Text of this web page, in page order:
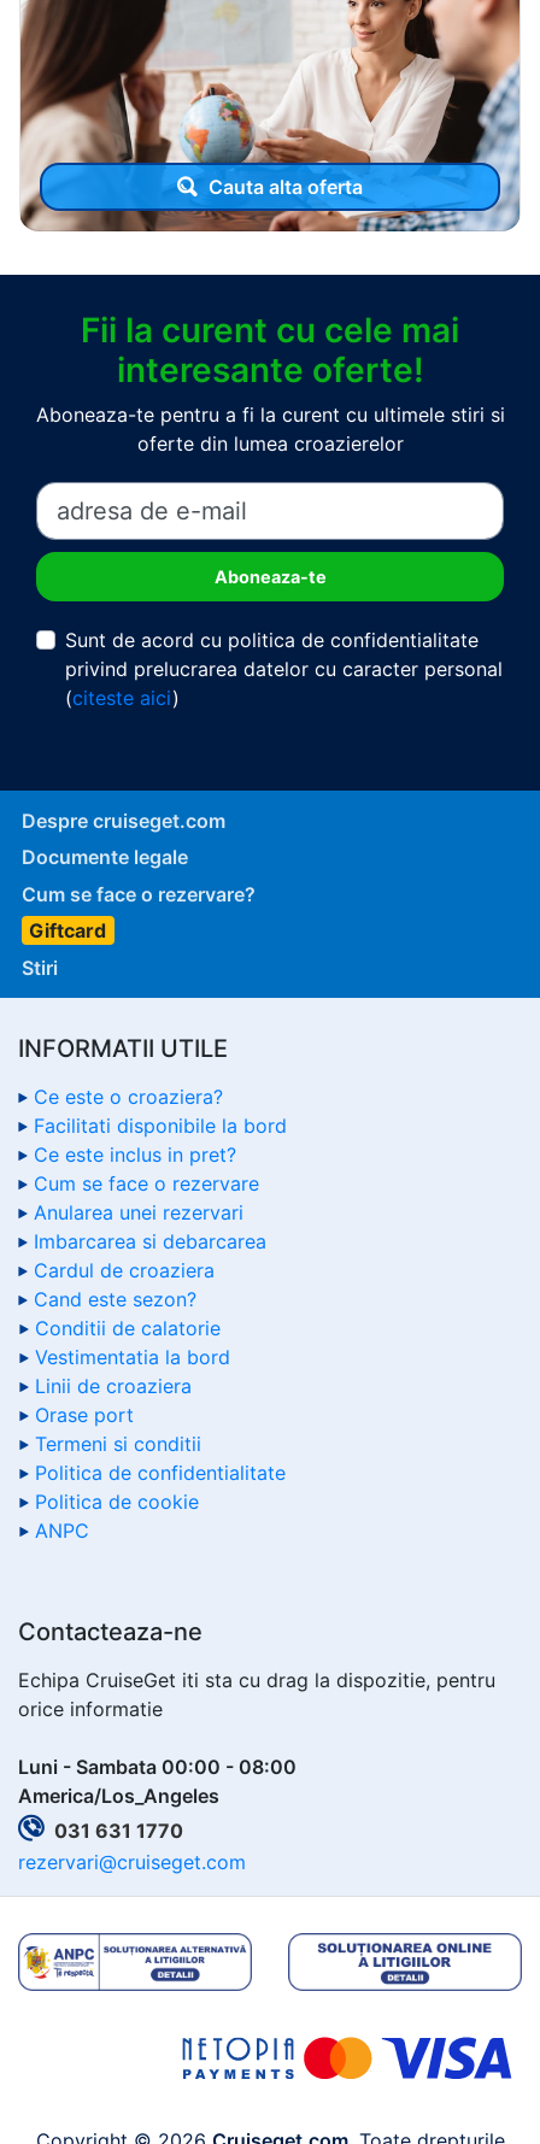
Cauta alta oferta
Fii la curent cu cele mai
interesante oferte!
Aboneaza-te pentru a fi la curent cu ultimele stiri si
oferte din lumea croazierelor
Sunt de acord cu politica de confidentialitate
privind prelucrarea datelor cu caracter personal
(citeste aici)
Despre cruiseget.com
Documente legale
Cum se face o rezervare?
Giftcard
Stiri
INFORMATII UTILE
Ce este o croaziera?
Facilitati disponibile la bord
Ce este inclus in pret?
Cum se face o rezervare
Anularea unei rezervari
Imbarcarea si debarcarea
Cardul de croaziera
Cand este sezon?
Conditii de calatorie
Vestimentatia la bord
Linii de croaziera
Orase port
Termeni si conditii
Politica de confidentialitate
Politica de cookie
ANPC
Contacteaza-ne
Echipa CruiseGet iti sta cu drag la dispozitie, pentru
orice informatie
Luni - Sambata 00:00 - 08:00
America/Los_Angeles
031 631 1770
rezervari@cruiseget.com